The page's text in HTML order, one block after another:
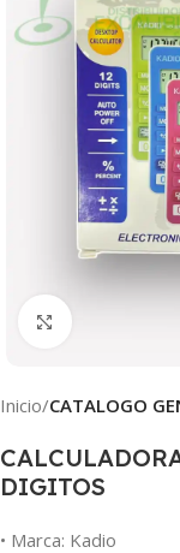
Clic para
Inicio CATALOGO
DIGITOS
• Marca: Kadio